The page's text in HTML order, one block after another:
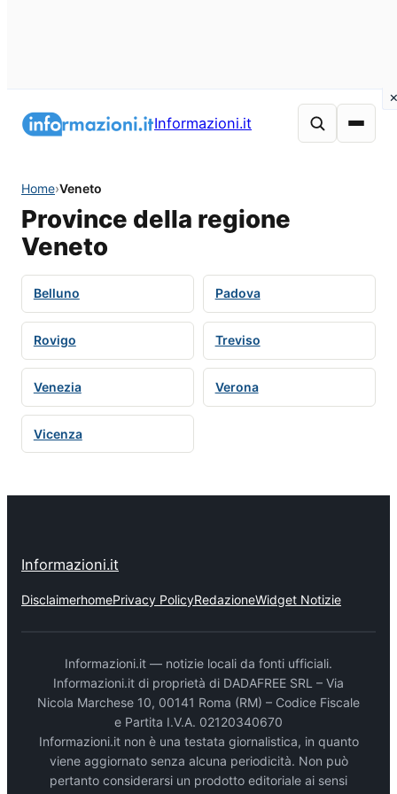
Informazioni.it
Home›Veneto
Province della regione
Veneto
Belluno Padova
Rovigo Treviso
Venezia Verona
Vicenza
Informazioni.it
DisclaimerhomePrivacy PolicyRedazioneWidget Notizie
Informazioni.it — notizie locali da fonti ufficiali.
Informazioni.it di proprietà di DADAFREE SRL – Via
Nicola Marchese 10, 00141 Roma (RM) – Codice Fiscale
e Partita I.V.A. 02120340670
Informazioni.it non è una testata giornalistica, in quanto
viene aggiornato senza alcuna periodicità. Non può
pertanto considerarsi un prodotto editoriale ai sensi